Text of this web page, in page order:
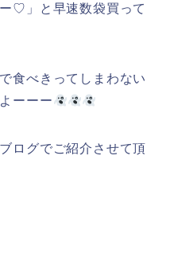
♡」と早速数袋買って
食べきってしまわない
ーーー
ログでご紹介させて頂